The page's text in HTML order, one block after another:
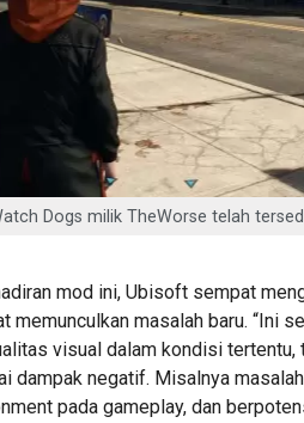
Dogs milik TheWorse telah
mod ini, Ubisoft sempat
memunculkan masalah baru. “Ini
visual dalam kondisi tertentu,
dampak negatif. Misalnya
pada gameplay, dan